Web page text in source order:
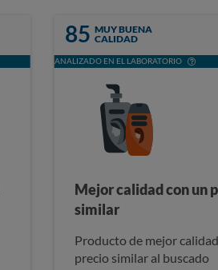
85 MUY BUENA
CALIDAD
ANALIZADO EN EL LABORATORIO
Mejor calidad con un
similar
Producto de mejor
precio similar al buscado